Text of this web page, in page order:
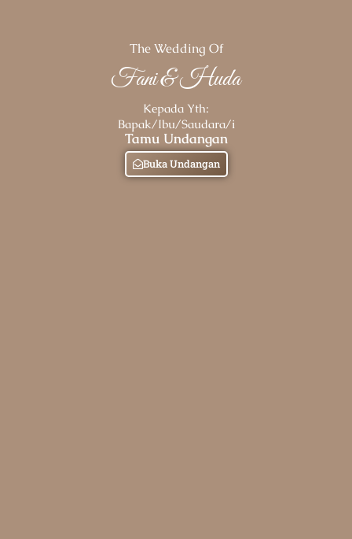
The Wedding Of
Fani & Huda
Kepada Yth:
Bapak/Ibu/Saudara/i
Tamu Undangan
Buka Undangan